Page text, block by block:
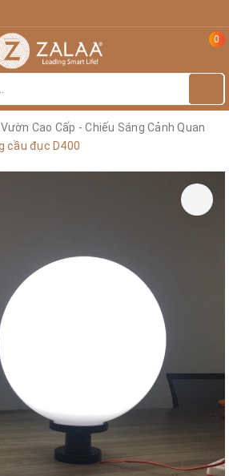
0
Cao Cấp - Chiếu Sáng Cảnh Quan
cầu đục D400